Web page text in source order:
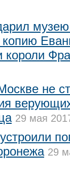
короли
не
29 мая
29